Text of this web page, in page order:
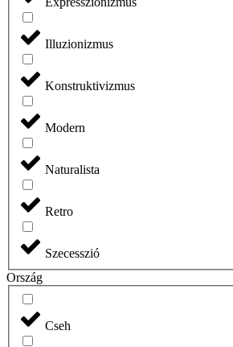
Illuzionizmus
Konstruktivizmus
Modern
Naturalista
Retro
Szecesszió
Ország
Cseh